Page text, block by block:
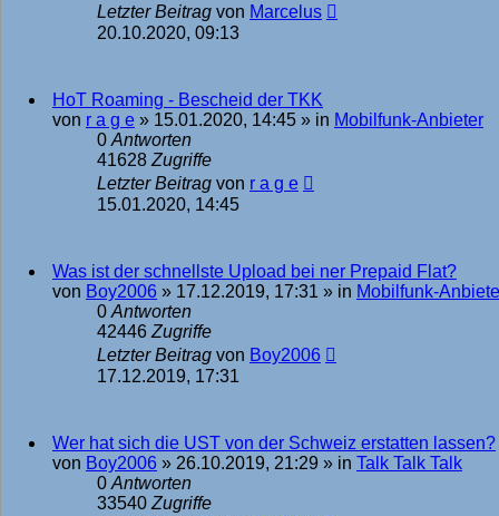
Letzter Beitrag von Marcelus
20.10.2020, 09:13
HoT Roaming - Bescheid der TKK
von r a g e » 15.01.2020, 14:45 » in Mobilfunk-Anbieter
0Antworten
41628Zugriffe
Letzter Beitrag von r a g e
15.01.2020, 14:45
Was ist der schnellste Upload bei ner Prepaid Flat?
von Boy2006 » 17.12.2019, 17:31 » in Mobilfunk-
0Antworten
42446Zugriffe
Letzter Beitrag von Boy2006
17.12.2019, 17:31
Wer hat sich die UST von der Schweiz erstatten lassen?
von Boy2006 » 26.10.2019, 21:29 » in Talk Talk Talk
0Antworten
33540Zugriffe